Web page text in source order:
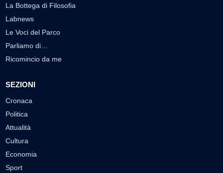
La Bottega di Filosofia
Labnews
Le Voci del Parco
Parliamo di…
Ricomincio da me
SEZIONI
Cronaca
Politica
Attualità
Cultura
Economia
Sport